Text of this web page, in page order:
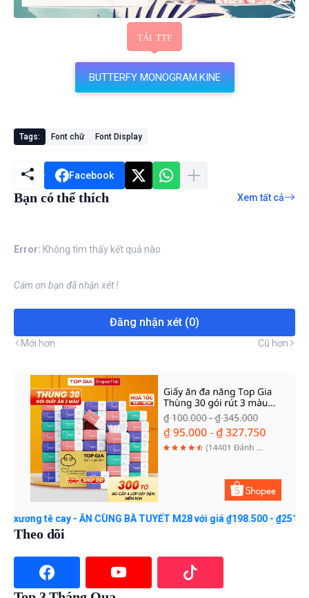
BUTTERFY MONOGRAM.KINE
Tags: Font chữ Font Display
Facebook
Bạn có thể thích Xem tất cả
Error: Không tìm thấy kết quả nào
Cám ơn bạn đã nhận xét !
Đăng nhận xét (0)
Mới hơn Cũ hơn
tê cay - ĂN CÙNG BÀ TUYẾT M28 với giá ₫198.500 - ₫251.000.
Theo dõi